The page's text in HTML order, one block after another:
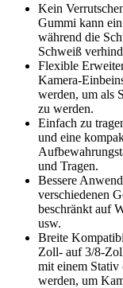
Kein
Gummi kann
während die
Schweiß
Flexible
Kamera-
werden, um als
zu werden.
Einfach zu
und eine
und Tragen.
Bessere
verschiedenen
beschränkt auf
usw.
Breite
Zoll- auf 3/8-
mit einem
werden, um